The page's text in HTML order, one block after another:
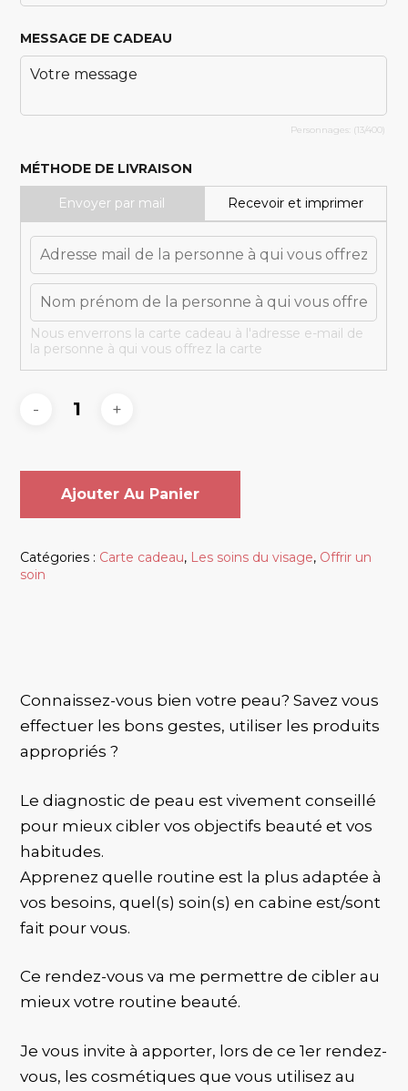
MESSAGE DE CADEAU
Personnages: (13/400)
MÉTHODE DE LIVRAISON
Envoyer par mail Recevoir et imprimer
Nous enverrons la carte cadeau à l'adresse e-mail de
la personne à qui vous offrez la carte
Ajouter Au Panier
Catégories : Carte cadeau, Les soins du visage, Offrir un
soin
Connaissez-vous bien votre peau? Savez vous
effectuer les bons gestes, utiliser les produits
appropriés ?
Le diagnostic de peau est vivement conseillé
pour mieux cibler vos objectifs beauté et vos
habitudes.
Apprenez quelle routine est la plus adaptée à
vos besoins, quel(s) soin(s) en cabine est/sont
fait pour vous.
Ce rendez-vous va me permettre de cibler au
mieux votre routine beauté.
Je vous invite à apporter, lors de ce 1er rendez-
vous, les cosmétiques que vous utilisez au